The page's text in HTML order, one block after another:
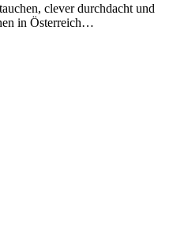
clever durchdacht und
in Österreich…